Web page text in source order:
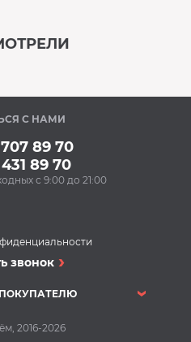
JAX
BOSCH
В наличии
С НАМИ
89 70
89 70
с 9:00 до 21:00
звонок
2016-2026